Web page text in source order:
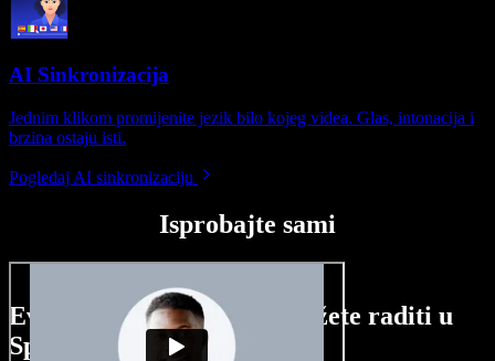
AI Sinkronizacija
Jednim klikom promijenite jezik bilo kojeg videa. Glas, intonacija i
brzina ostaju isti.
Pogledaj AI sinkronizaciju
Isprobajte sami
Evo malog pregleda što možete raditi u
Speechify Studiju.